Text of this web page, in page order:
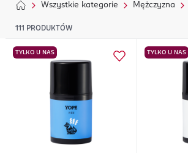
Wszystkie kategorie Mężczyzna
111 PRODUKTÓW
TYLKO U NAS TYLKO U NAS